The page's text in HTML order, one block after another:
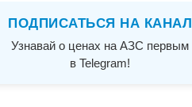
ПОДПИСАТЬСЯ НА КАНАЛ
Узнавай о ценах на АЗС первым
в Telegram!